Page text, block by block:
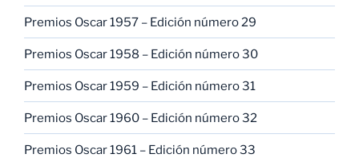
Premios Oscar 1957 – Edición número 29
Premios Oscar 1958 – Edición número 30
Premios Oscar 1959 – Edición número 31
Premios Oscar 1960 – Edición número 32
Premios Oscar 1961 – Edición número 33